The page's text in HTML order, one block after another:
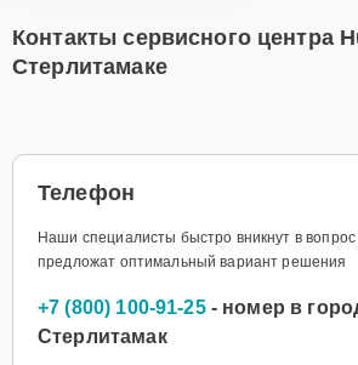
Контакты сервисного центра
Стерлитамаке
Телефон
Наши специалисты быстро вникнут в вопрос
предложат оптимальный вариант решения
+7 (800) 100-91-25- номер в
Стерлитамак